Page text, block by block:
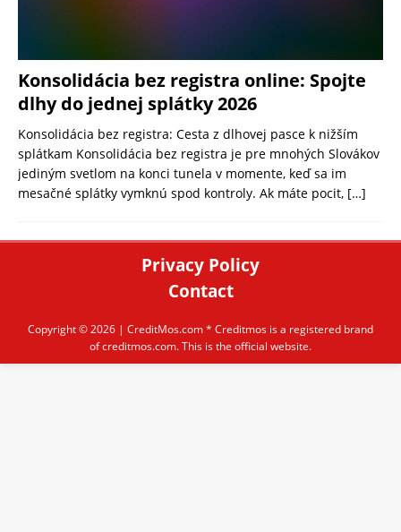
Konsolidácia bez registra online: Spojte
dlhy do jednej splátky 2026
Konsolidácia bez registra: Cesta z dlhovej pasce k nižším
splátkam Konsolidácia bez registra je pre mnohých Slovákov
jediným svetlom na konci tunela v momente, keď sa im
mesačné splátky vymknú spod kontroly. Ak máte pocit, […]
Privacy Policy
Contact
Copyright © 2026 | CreditMos.com* Creditmos is a registered brand
of creditmos.com. This is the official website.